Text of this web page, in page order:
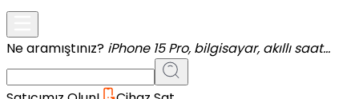
Ne aramıştınız? iPhone 15 Pro, bilgisayar, akıllı saat...